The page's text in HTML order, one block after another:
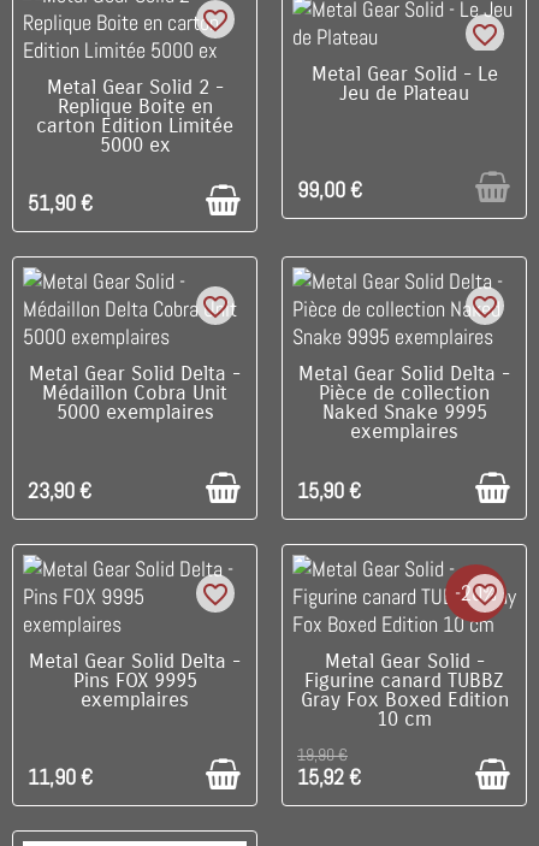
C'EST LE DERNIER !
favorite_border
Metal Gear Solid 2 -
Replique Boite en
carton Edition Limitée
5000 ex
51,90 €
RUPTURE DE STOCK
favorite_border
Metal Gear Solid - Le
Jeu de Plateau
99,00 €
C'EST LE DERNIER !
favorite_border
Metal Gear Solid Delta -
Médaillon Cobra Unit
5000 exemplaires
23,90 €
C'EST LE DERNIER !
favorite_border
Metal Gear Solid Delta -
Pièce de collection
Naked Snake 9995
exemplaires
15,90 €
C'EST LE DERNIER !
favorite_border
Metal Gear Solid Delta -
Pins FOX 9995
exemplaires
11,90 €
-20%
C'EST LE DERNIER !
favorite_border
Metal Gear Solid -
Figurine canard TUBBZ
Gray Fox Boxed Edition
10 cm
19,90 €
15,92 €